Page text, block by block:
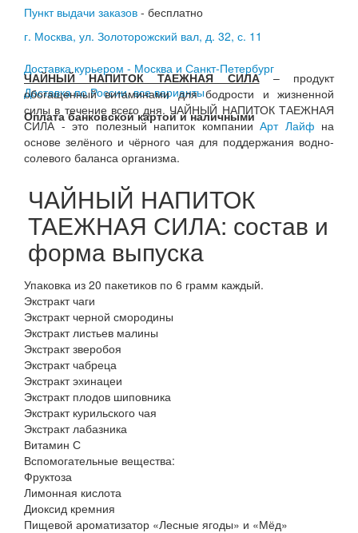
Пункт выдачи заказов - бесплатно
г. Москва, ул. Золоторожский вал, д. 32, с. 11
Доставка курьером - Москва и Санкт-Петербург
Доставка по России, все варианты
Оплата банковской картой и наличными
ЧАЙНЫЙ НАПИТОК ТАЕЖНАЯ СИЛА– продукт
обогащенный витаминами для бодрости и жизненной
силы в течение всего дня. ЧАЙНЫЙ НАПИТОК ТАЕЖНАЯ
СИЛА - это полезный напиток компании Арт Лайф на
основе зелёного и чёрного чая для поддержания водно-
солевого баланса организма.
ЧАЙНЫЙ НАПИТОК
ТАЕЖНАЯ СИЛА: состав и
форма выпуска
Упаковка из 20 пакетиков по 6 грамм каждый.
Экстракт чаги
Экстракт черной смородины
Экстракт листьев малины
Экстракт зверобоя
Экстракт чабреца
Экстракт эхинацеи
Экстракт плодов шиповника
Экстракт курильского чая
Экстракт лабазника
Витамин С
Вспомогательные вещества:
Фруктоза
Лимонная кислота
Диоксид кремния
Пищевой ароматизатор «Лесные ягоды» и «Мёд»